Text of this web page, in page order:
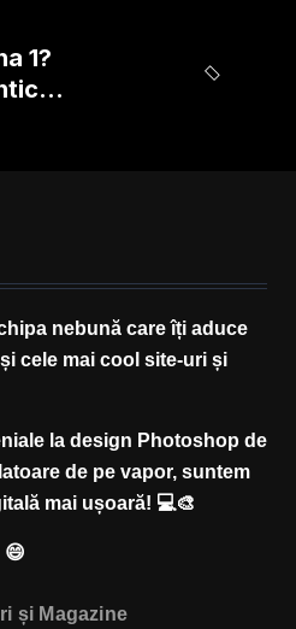
1?
nebună care îți aduce
cele mai cool site-uri și
la design Photoshop de
de pe vapor, suntem
mai ușoară! 💻🎨
😄
și Magazine